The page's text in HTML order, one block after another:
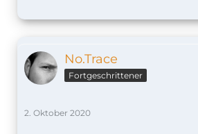
No.Trace
Fortgeschrittener
2. Oktober 2020